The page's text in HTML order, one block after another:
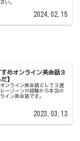
い。
2024.02.15
めオンライン英会話３
】
ンライン英会話として３選
ーゾーンの経験から本当の
イン英会話です。
2023.03.13